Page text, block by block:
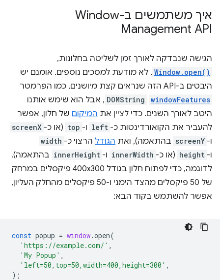
איך משתמשים ב-Window
Management API
הגישה שנבדקה לאורך זמן לשליטה בחלונות,
Window.open() , לא מודעת למסכים נוספים. אומנם יש
היבטים ב-API הזה שנראים קצת מיושנים, כמו הפרמטר
windowFeatures
DOMString , אבל הוא שימש אותנו
היטב לאורך השנים. כדי לציין את המיקום של חלון, אפשר
להעביר את הקואורדינטות כ- left ו- top (או כ- screenX
ו- screenY בהתאמה), ואת הגודל הרצוי כ- width
ו- height (או כ- innerWidth ו- innerHeight בהתאמה).
לדוגמה, כדי לפתוח חלון בגודל 400x300 פיקסלים במרחק
של 50 פיקסלים מהצד הימני ו-50 פיקסלים מהחלק העליון,
אפשר להשתמש בקוד הבא:
const popup = window.open(
'https://example.com/' ,
'My Popup' ,
'left=50,top=50,width=400,height=300' ,
);